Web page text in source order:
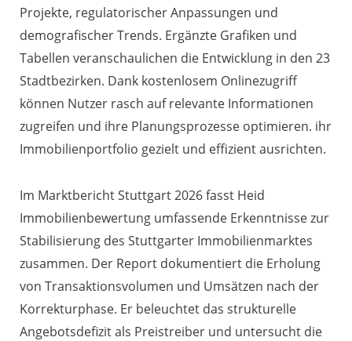
Projekte, regulatorischer Anpassungen und
demografischer Trends. Ergänzte Grafiken und
Tabellen veranschaulichen die Entwicklung in den 23
Stadtbezirken. Dank kostenlosem Onlinezugriff
können Nutzer rasch auf relevante Informationen
zugreifen und ihre Planungsprozesse optimieren. ihr
Immobilienportfolio gezielt und effizient ausrichten.
Im Marktbericht Stuttgart 2026 fasst Heid
Immobilienbewertung umfassende Erkenntnisse zur
Stabilisierung des Stuttgarter Immobilienmarktes
zusammen. Der Report dokumentiert die Erholung
von Transaktionsvolumen und Umsätzen nach der
Korrekturphase. Er beleuchtet das strukturelle
Angebotsdefizit als Preistreiber und untersucht die